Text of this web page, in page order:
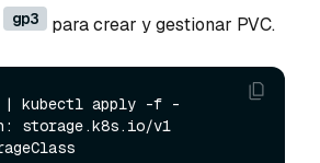
gp3 para crear y gestionar PVC.
| kubectl apply -f -
storage.k8s.io/v1